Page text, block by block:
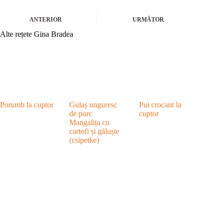
ANTERIOR URMĂTOR
Alte rețete Gina Bradea
Porumb la cuptor
Gulaș unguresc
de porc
Mangalița cu
cartofi și găluște
(csipetke)
Pui crocant la
cuptor